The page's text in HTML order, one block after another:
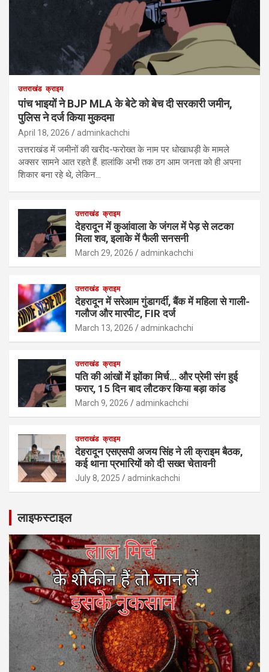
उत्तराखंड क्राइम
पांच भाइयों ने BJP MLA के बेटे को बेच दी सरकारी जमीन,
पुलिस ने दर्ज किया मुकदमा
April 18, 2026 adminkachchi
उत्तराखंड में जमीनों की खरीद-फरोख्त के नाम पर धोखाधड़ी के मामले
अक्सर सामने आत रहते हैं. हालांकि अभी तक ठग आम जनता को ही अपना
शिकार बना रहे थे, लेकिन…
उत्तराखंड क्राइम
देहरादून में कुआंवाला के जंगल में पेड़ से लटका
मिला शव, इलाके में फैली सनसनी
March 29, 2026 adminkachchi
उत्तराखंड क्राइम
देहरादून में सरेआम गुंडागर्दी, बैंक में महिला से गाली-
गलौज और मारपीट, FIR दर्ज
March 13, 2026 adminkachchi
उत्तराखंड क्राइम
पति की आंखों में झोंका मिर्च… और प्रेमी संग हुई
फरार, 15 दिन बाद लौटकर किया बड़ा कांड
March 9, 2026 adminkachchi
उत्तराखंड क्राइम
देहरादून एसएसपी अजय सिंह ने ली क्राइम बैठक,
कई थाना प्रभारियों को दी सख्त चेतावनी
July 8, 2025 adminkachchi
लाइफस्टाइल